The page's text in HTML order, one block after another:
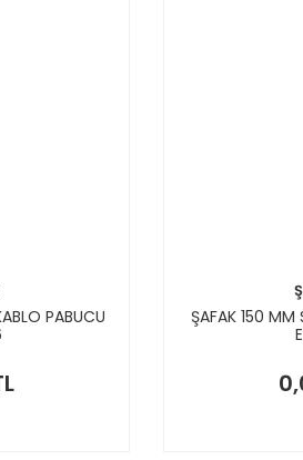
PABUCU
ŞAFAK 150 MM